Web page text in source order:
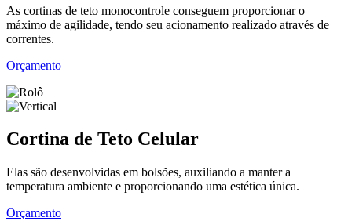
As cortinas de teto monocontrole conseguem proporcionar o
máximo de agilidade, tendo seu acionamento realizado através de
correntes.
Orçamento
Cortina de Teto Celular
Elas são desenvolvidas em bolsões, auxiliando a manter a
temperatura ambiente e proporcionando uma estética única.
Orçamento